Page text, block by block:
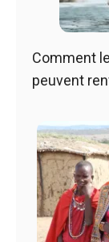
Comment
peuvent